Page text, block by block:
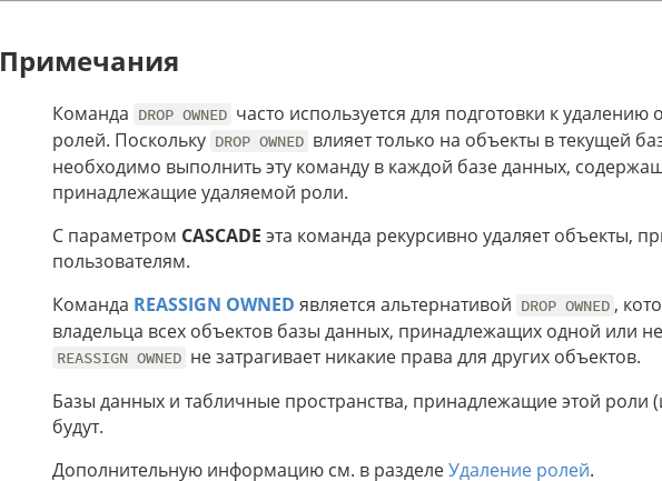
Примечания
Команда DROP OWNED часто используется для подготовки к удалению
ролей. Поскольку DROP OWNED влияет только на объекты в текущей
необходимо выполнить эту команду в каждой базе данных,
принадлежащие удаляемой роли.
С параметром CASCADE эта команда рекурсивно удаляет объекты,
пользователям.
Команда REASSIGN OWNED является альтернативой DROP OWNED ,
владельца всех объектов базы данных, принадлежащих одной или
REASSIGN OWNED не затрагивает никакие права для других объектов.
Базы данных и табличные пространства, принадлежащие этой роли
будут.
Дополнительную информацию см. в разделеУдаление ролей.